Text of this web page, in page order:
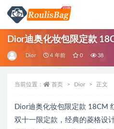
Dior迪奥化妆包限定款
Dior 4 年前 0 38
当前位置： 首页 Dior 正文
Dior迪奥化妆包限定款 18CM
双十一限定款，经典的菱格设